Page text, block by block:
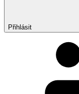
Přihlásit